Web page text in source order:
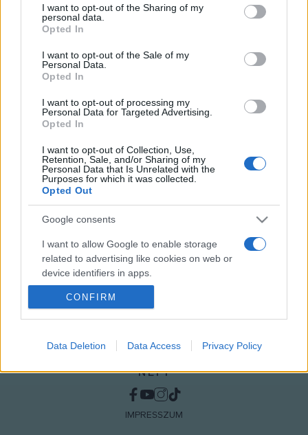
not limited to your visit or usage behaviour. You may click to
grant or deny consent to Google and its third-party tags to
use your data for below specified purposes in below Google
consent section.
I want to opt-out of the Sharing of my
personal data.
Opted In
I want to opt-out of the Sale of my
Personal Data.
Opted In
I want to opt-out of processing my
Personal Data for Targeted Advertising.
Opted In
I want to opt-out of Collection, Use,
Retention, Sale, and/or Sharing of my
Personal Data that Is Unrelated with the
Purposes for which it was collected.
Opted Out
Google consents
I want to allow Google to enable storage
related to advertising like cookies on web or
device identifiers in apps.
I want to allow my user data to be sent to
I want to allow Google to send me
I want to allow Google to enable storage
related to analytics like cookies on web or
device identifiers in apps.
CONFIRM
Data Deletion Data Access Privacy Policy
Nyitókép: Szendrői Csaba, az Elefánt zenekar frontembere.
Fotó: MTI/Sóki Tamás
BESZÉLGETÉS PROGRAM SOROZAT SZENDRŐI CSABA
MEGOSZTÁS
NÉPI
IMPRESSZUM